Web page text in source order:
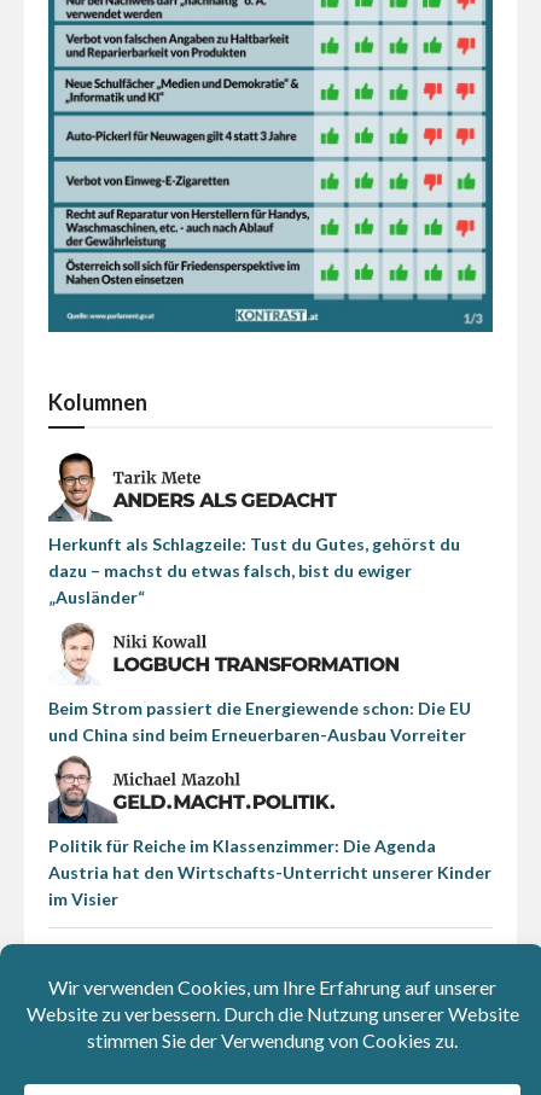
Kolumnen
Herkunft als Schlagzeile: Tust du Gutes, gehörst du
dazu – machst du etwas falsch, bist du ewiger
„Ausländer“
Beim Strom passiert die Energiewende schon: Die EU
und China sind beim Erneuerbaren-Ausbau Vorreiter
Politik für Reiche im Klassenzimmer: Die Agenda
Austria hat den Wirtschafts-Unterricht unserer Kinder
im Visier
Cartoons